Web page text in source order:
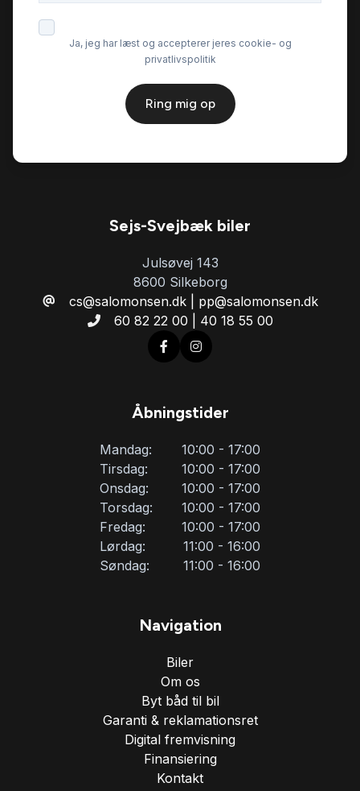
Læderrat
Musikstreaming via bluetooth
Ratgearskifte
Sportssæder
Sædevarme
Tonede ruder
Ja, jeg har læst og accepterer jeres cookie- og
privatlivspolitik
Ring mig op
Sejs-Svejbæk biler
Julsøvej 143
8600 Silkeborg
cs@salomonsen.dk | pp@salomonsen.dk
60 82 22 00 | 40 18 55 00
Åbningstider
Mandag:
10:00 - 17:00
Tirsdag:
10:00 - 17:00
Onsdag:
10:00 - 17:00
Torsdag:
10:00 - 17:00
Fredag:
10:00 - 17:00
Lørdag:
11:00 - 16:00
Søndag:
11:00 - 16:00
Navigation
Biler
Om os
Byt båd til bil
Garanti & reklamationsret
Digital fremvisning
Finansiering
Kontakt